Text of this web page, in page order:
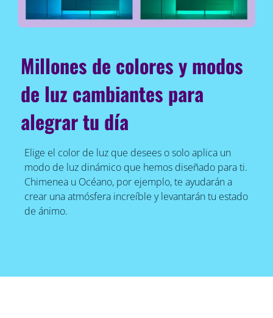
Millones de colores y modos
de luz cambiantes para
alegrar tu día
Elige el color de luz que desees o solo aplica un
modo de luz dinámico que hemos diseñado para ti.
Chimenea u Océano, por ejemplo, te ayudarán a
crear una atmósfera increíble y levantarán tu estado
de ánimo.